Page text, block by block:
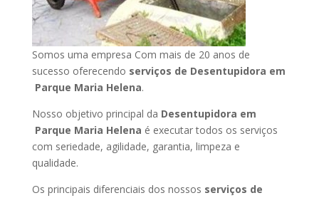
Somos uma empresa Com mais de 20 anos de
sucesso oferecendo serviços de Desentupidora em
Parque Maria Helena.
Nosso objetivo principal da Desentupidora em
Parque Maria Helena é executar todos os serviços
com seriedade, agilidade, garantia, limpeza e
qualidade.
Os principais diferenciais dos nossos serviços de